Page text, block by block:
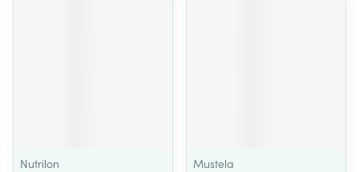
Nutrilon
Mustela